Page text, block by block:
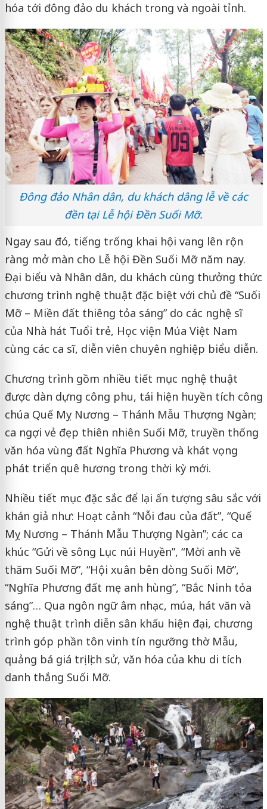
hóa tới đông đảo du khách trong và ngoài tỉnh.
Đông đảo Nhân dân, du khách dâng lễ về các
đền tại Lễ hội Đền Suối Mỡ.
Ngay sau đó, tiếng trống khai hội vang lên rộn
ràng mở màn cho Lễ hội Đền Suối Mỡ năm nay.
Đại biểu và Nhân dân, du khách cùng thưởng thức
chương trình nghệ thuật đặc biệt với chủ đề “Suối
Mỡ – Miền đất thiêng tỏa sáng” do các nghệ sĩ
của Nhà hát Tuổi trẻ, Học viện Múa Việt Nam
cùng các ca sĩ, diễn viên chuyên nghiệp biểu diễn.
Chương trình gồm nhiều tiết mục nghệ thuật
được dàn dựng công phu, tái hiện huyền tích công
chúa Quế Mỵ Nương – Thánh Mẫu Thượng Ngàn;
ca ngợi vẻ đẹp thiên nhiên Suối Mỡ, truyền thống
văn hóa vùng đất Nghĩa Phương và khát vọng
phát triển quê hương trong thời kỳ mới.
Nhiều tiết mục đặc sắc để lại ấn tượng sâu sắc với
khán giả như: Hoạt cảnh “Nỗi đau của đất”, “Quế
Mỵ Nương – Thánh Mẫu Thượng Ngàn”; các ca
khúc “Gửi về sông Lục núi Huyền”, “Mời anh về
thăm Suối Mỡ”, “Hội xuân bên dòng Suối Mỡ”,
“Nghĩa Phương đất mẹ anh hùng”, “Bắc Ninh tỏa
sáng”… Qua ngôn ngữ âm nhạc, múa, hát văn và
nghệ thuật trình diễn sân khấu hiện đại, chương
trình góp phần tôn vinh tín ngưỡng thờ Mẫu,
quảng bá giá trị lịch sử, văn hóa của khu di tích
danh thắng Suối Mỡ.